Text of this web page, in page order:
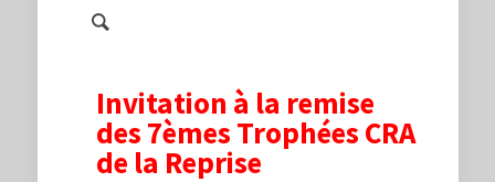
Invitation à la remise
des 7èmes Trophées CRA
de la Reprise